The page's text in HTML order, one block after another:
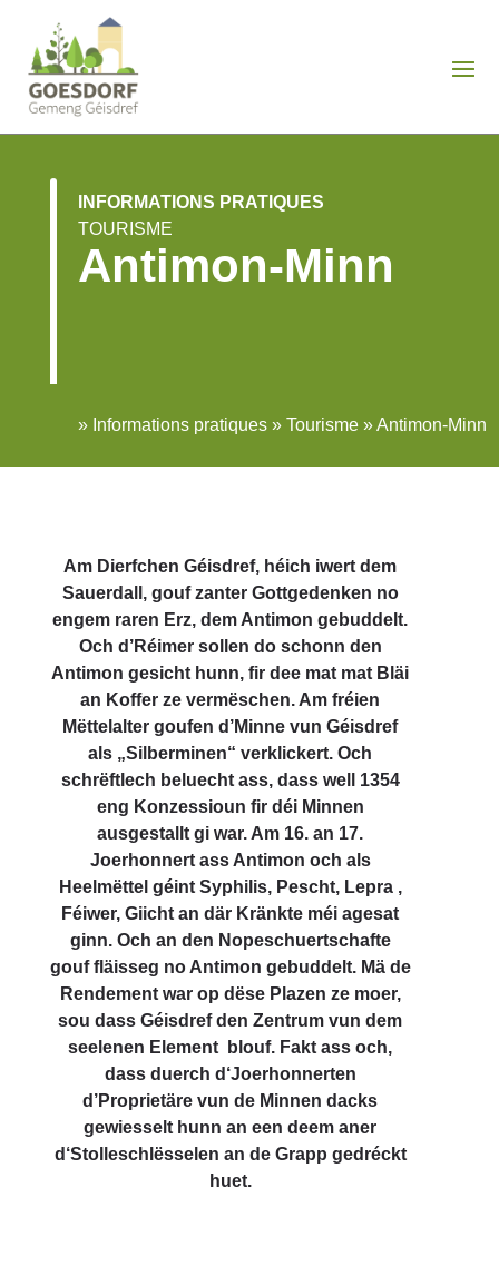
INFORMATIONS PRATIQUES
TOURISME
Antimon-Minn
» Informations pratiques » Tourisme »Antimon-Minn
Am Dierfchen Géisdref, héich iwert dem
Sauerdall, gouf zanter Gottgedenken no
engem raren Erz, dem Antimon gebuddelt.
Och d’Réimer sollen do schonn den
Antimon gesicht hunn, fir dee mat mat Bläi
an Koffer ze vermëschen. Am fréien
Mëttelalter goufen d’Minne vun Géisdref
als „Silberminen“ verklickert. Och
schrëftlech beluecht ass, dass well 1354
eng Konzessioun fir déi Minnen
ausgestallt gi war. Am 16. an 17.
Joerhonnert ass Antimon och als
Heelmëttel géint Syphilis, Pescht, Lepra ,
Féiwer, Giicht an där Kränkte méi agesat
ginn. Och an den Nopeschuertschafte
gouf fläisseg no Antimon gebuddelt. Mä de
Rendement war op dëse Plazen ze moer,
sou dass Géisdref den Zentrum vun dem
seelenen Element blouf. Fakt ass och,
dass duerch d‘Joerhonnerten
d’Proprietäre vun de Minnen dacks
gewiesselt hunn an een deem aner
d‘Stolleschlësselen an de Grapp gedréckt
huet.